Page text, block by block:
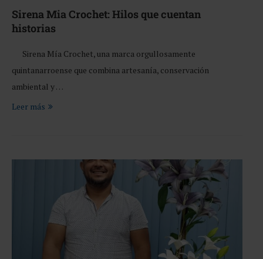
Sirena Mia Crochet: Hilos que cuentan
historias
Sirena Mía Crochet, una marca orgullosamente
quintanarroense que combina artesanía, conservación
ambiental y …
Leer más